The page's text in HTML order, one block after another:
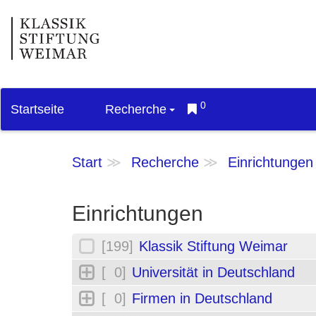
Startseite Recherche 0
Start Recherche Einrichtungen
Einrichtungen
[199] Klassik Stiftung Weimar
[ 0] Universität in Deutschland
[ 0] Firmen in Deutschland